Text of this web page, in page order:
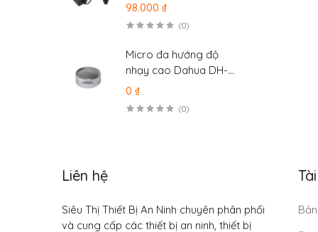
98.000 ₫
(0)
Micro đa hướng độ
nhạy cao Dahua DH-
HAP120
0 ₫
(0)
Liên hệ
Siêu Thị Thiết Bị An Ninh chuyên phân phối
và cung cấp các thiết bị an ninh, thiết bị